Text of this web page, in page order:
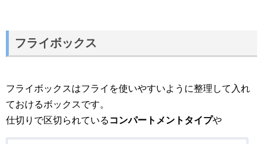
フライボックス
フライボックスはフライを使いやすいように整理して入れ
ておけるボックスです。
仕切りで区切られている コンパートメントタイプや